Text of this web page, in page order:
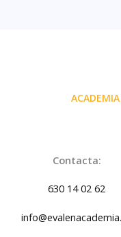
Contacta:
630 14 02 62